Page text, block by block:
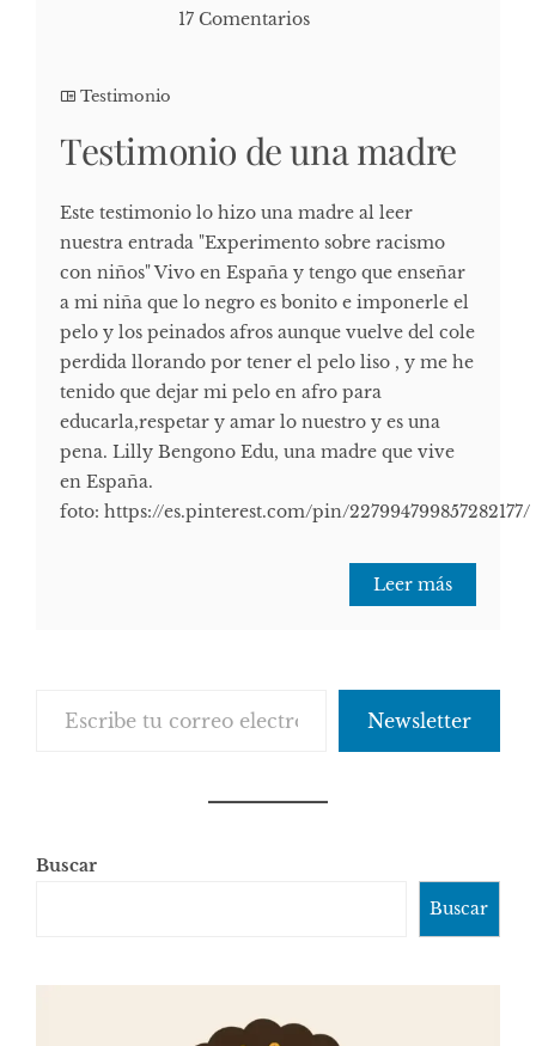
17 Comentarios
Testimonio
Testimonio de una madre
Este testimonio lo hizo una madre al leer
nuestra entrada "Experimento sobre racismo
con niños" Vivo en España y tengo que enseñar
a mi niña que lo negro es bonito e imponerle el
pelo y los peinados afros aunque vuelve del cole
perdida llorando por tener el pelo liso , y me he
tenido que dejar mi pelo en afro para
educarla,respetar y amar lo nuestro y es una
pena. Lilly Bengono Edu, una madre que vive
en España.
foto: https://es.pinterest.com/pin/227994799857282177/
Leer más
Newsletter
Buscar
Buscar